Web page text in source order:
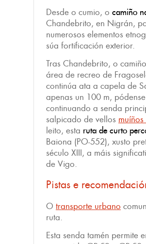
Desde o cumio, o camiño
Chandebrito, en Nigrán,
numerosos elementos
súa fortificación exterior.
Tras Chandebrito, o
área de recreo de
continúa ata a capela de
apenas un 100 m,
continuando a senda
salpicado de vellos muíños
leito, esta ruta de curto
Baiona (PO-552), xusto
século XIII, a máis
de Vigo.
Pistas e
O transporte urbano
ruta.
Esta senda tamén permite